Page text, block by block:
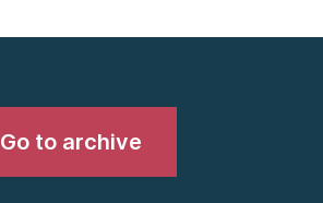
Go to archive